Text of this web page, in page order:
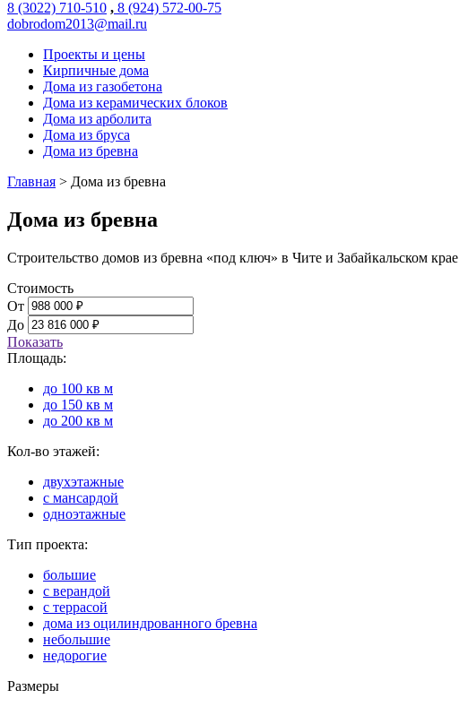
8 (3022) 710-510 , 8 (924) 572-00-75
dobrodom2013@mail.ru
Проекты и цены
Кирпичные дома
Дома из газобетона
Дома из керамических блоков
Дома из арболита
Дома из бруса
Дома из бревна
Главная > Дома из бревна
Дома из бревна
Строительство домов из бревна «под ключ» в Чите и Забайкальском крае
Стоимость
От
До
Показать
Площадь:
до 100 кв м
до 150 кв м
до 200 кв м
Кол-во этажей:
двухэтажные
с мансардой
одноэтажные
Тип проекта:
большие
с верандой
с террасой
дома из оцилиндрованного бревна
небольшие
недорогие
Размеры